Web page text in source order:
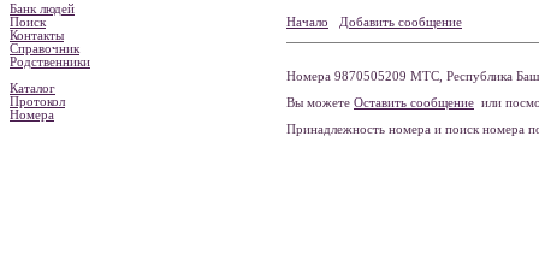
Банк людей
Поиск
Контакты
Справочник
Родственники
Каталог
Протокол
Номера
Начало Добавить сообщение
Номера 9870505209 МТС, Республика
Вы можете Оставить сообщение или
Принадлежность номера и поиск номера